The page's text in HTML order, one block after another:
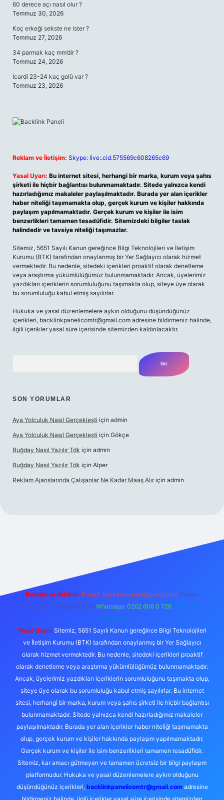
60 derece açı nasıl olur ?
Temmuz 30, 2026
Koç erkeği sekste ne ister ?
Temmuz 27, 2026
34 parmak kaç mm’dir ?
Temmuz 24, 2026
Icardi 23-24 kaç golü var ?
Temmuz 23, 2026
Reklam ve İletişim: Skype: live:.cid.575569c608265c69
Yasal Uyarı: Bu internet sitesi, herhangi bir marka, kurum veya şahıs
şirketi ile hiçbir bağlantısı bulunmamaktadır. Sitede yalnızca kendi
hazırladığımız makaleler paylaşılmaktadır. Burada yer alan içerikler
haber niteliği taşımamakta olup, gerçek kurum ve kişiler hakkında
paylaşım yapılmamaktadır. Gerçek kurum ve kişiler ile isim
benzerlikleri tamamen tesadüfidir. Sitemizdeki bilgiler taslak
halindedir ve tavsiye niteliği taşımazlar.
Sitemiz, 5651 Sayılı Kanun gereğince Bilgi Teknolojileri ve İletişim
Kurumu (BTK) tarafından onaylanmış bir Yer Sağlayıcı olarak hizmet
vermektedir. Bu nedenle, sitedeki içerikleri proaktif olarak denetleme
veya araştırma yükümlülüğümüz bulunmamaktadır. Ancak, üyelerimiz
yazdıkları içeriklerin sorumluluğunu taşımakta olup, siteye üye olarak
bu sorumluluğu kabul etmiş sayılırlar.
Hukuka ve yasal düzenlemelere aykırı olduğunu düşündüğünüz
içerikleri, backlinkpanelicomtr@gmail.com adresine bildirmeniz halinde,
ilgili içerikler yasal süre içerisinde sitemizden kaldırılacaktır.
SON YORUMLAR
Aya Yolculuk Nasıl Gerçekleşti için admin
Aya Yolculuk Nasıl Gerçekleşti için Gökçe
Buğday Nasıl Yazılır Tdk için admin
Buğday Nasıl Yazılır Tdk için Alper
Reklam Ajanslarında Çalışanlar Ne Kadar Maaş Alır için admin
Reklam ve İletişim: E-mail: backlinkpaneli@gmail.com Teams:
forumhizmeti@gmail.com Whatsapp: 0262 606 0 726 Telegram:
@karabul
Yasal Uyarı: Sitemiz, 5651 Sayılı Kanun gereğince Bilgi Teknolojileri
ve İletişim Kurumu (BTK) tarafından onaylanmış bir Yer Sağlayıcı
olarak hizmet vermektedir. Bu nedenle, sitedeki içerikleri proaktif
olarak denetleme veya araştırma yükümlülüğümüz bulunmamaktadır.
Ancak, üyelerimiz yazdıkları içeriklerin sorumluluğunu taşımakta olup,
siteye üye olarak bu sorumluluğu kabul etmiş sayılırlar. Bu internet
sitesi, herhangi bir marka, kurum veya şahıs şirketi ile hiçbir bağlantısı
bulunmamaktadır. Sitede yalnızca kendi hazırladığımız makaleler
paylaşılmaktadır. Burada yer alan içerikler haber niteliği taşımamakta
olup, gerçek kurum ve kişiler hakkında paylaşım yapılmamaktadır.
Gerçek kurum ve kişiler ile isim benzerlikleri tamamen tesadüfidir.
Sitemiz, kar amacı gütmeyen ve tamamen ücretsiz bir bilgi paylaşım
platformudur. Hukuka ve yasal düzenlemelere aykırı olduğunu
düşündüğünüz içerikleri, backlinkpanelicomtr@gmail.comadresine